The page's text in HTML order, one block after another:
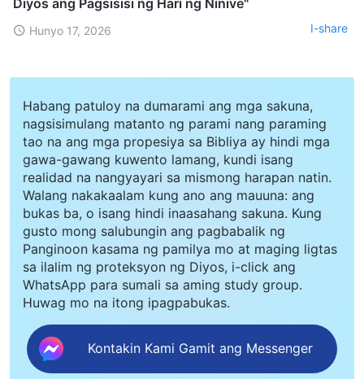
Hunyo 17, 2026 I-share
Habang patuloy na dumarami ang mga sakuna,
nagsisimulang matanto ng parami nang paraming
tao na ang mga propesiya sa Bibliya ay hindi mga
gawa-gawang kuwento lamang, kundi isang
realidad na nangyayari sa mismong harapan natin.
Walang nakakaalam kung ano ang mauuna: ang
bukas ba, o isang hindi inaasahang sakuna. Kung
gusto mong salubungin ang pagbabalik ng
Panginoon kasama ng pamilya mo at maging ligtas
sa ilalim ng proteksyon ng Diyos, i-click ang
WhatsApp para sumali sa aming study group.
Huwag mo na itong ipagpabukas.
Kontakin Kami Gamit ang Messenger